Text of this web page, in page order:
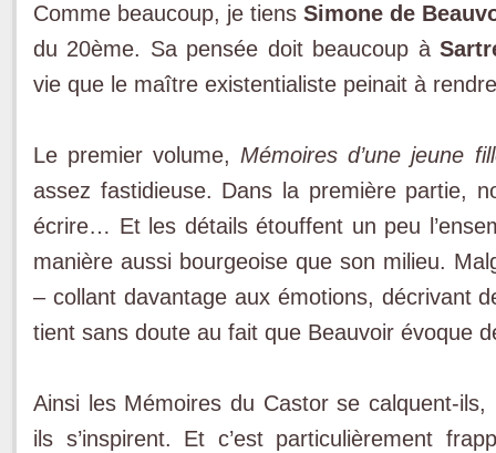
Comme beaucoup, je tiens Simone de
du 20ème. Sa pensée doit beaucoup à
vie que le maître existentialiste peinait à
Le premier volume, Mémoires d’une jeune
assez fastidieuse. Dans la première partie,
écrire… Et les détails étouffent un peu
manière aussi bourgeoise que son milieu.
– collant davantage aux émotions, décrivant
tient sans doute au fait que Beauvoir évoque
Ainsi les Mémoires du Castor se calquent-
ils s’inspirent. Et c’est particulièrement